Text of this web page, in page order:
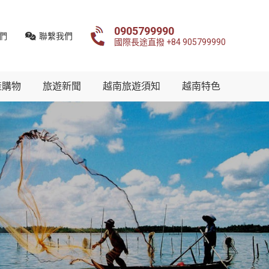
聯繫我們 0905799990
國際長途直撥 +84 905799990
物 旅遊新聞 越南旅遊須知 越南特色